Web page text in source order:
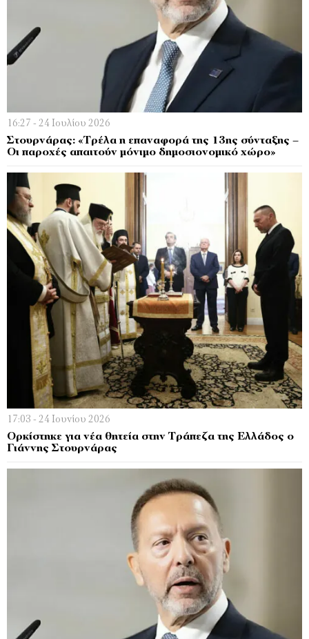
16:27 - 24 Ιουλίου 2026
Στουρνάρας: «Τρέλα η επαναφορά της 13ης σύνταξης –
Οι παροχές απαιτούν μόνιμο δημοσιονομικό χώρο»
17:03 - 24 Ιουνίου 2026
Ορκίστηκε για νέα θητεία στην Τράπεζα της Ελλάδος ο
Γιάννης Στουρνάρας